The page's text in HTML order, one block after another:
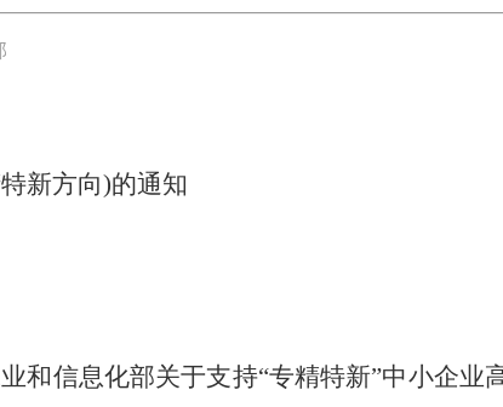
新方向)的通知
和信息化部关于支持“专精特新”中小企业